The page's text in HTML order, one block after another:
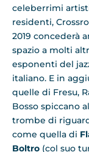
celeberrimi
residenti,
2019 concederà
spazio a molti
esponenti del
italiano. E in
quelle di Fresu,
Bosso spiccano
trombe di
come quella di
Boltro (col suo